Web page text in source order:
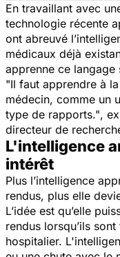
En travaillant avec
technologie récente
ont abreuvé
médicaux déjà
apprenne ce langage
"Il faut apprendre à
médecin, comme un
type de rapports.",
directeur de
L'intelligence
intérêt
Plus l’intelligence
rendus, plus elle
L’idée est qu’elle
rendus lorsqu’ils
hospitalier.